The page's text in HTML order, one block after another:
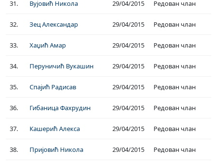
31. Вујовић Никола 29/04/2015 Редован члан
32. Зец Александар 29/04/2015 Редован члан
33. Хаџић Амар 29/04/2015 Редован члан
34. Перуничић Вукашин 29/04/2015 Редован члан
35. Спајић Радисав 29/04/2015 Редован члан
36. Гибаница Фахрудин 29/04/2015 Редован члан
37. Кашерић Алекса 29/04/2015 Редован члан
38. Пријовић Никола 29/04/2015 Редован члан